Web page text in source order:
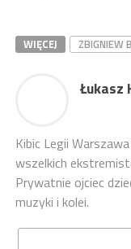
WIĘCEJ ZBIGNIEW
Łukasz
Kibic Legii
wszelkich
Prywatnie ojciec
muzyki i kolei.